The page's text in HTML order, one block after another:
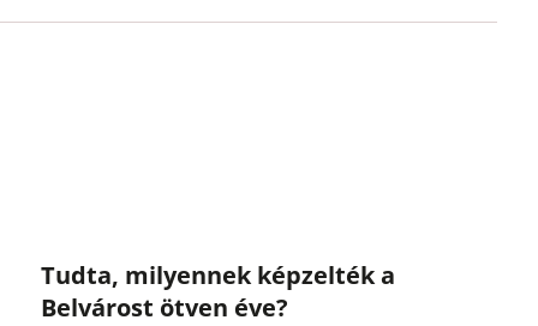
Tudta, milyennek képzelték a
Belvárost ötven éve?